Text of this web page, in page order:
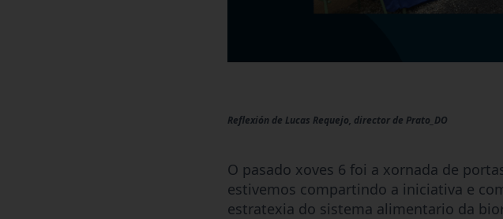
Reflexión de Lucas Requejo, director de Prato_DO
O pasado xoves 6 foi a xornada de
estivemos compartindo a iniciativa e
estratexia do sistema alimentario da